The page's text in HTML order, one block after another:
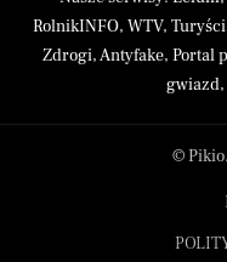
RolnikINFO, WTV, Turyści
Zdrogi,Antyfake, Portal
gwiazd,
©